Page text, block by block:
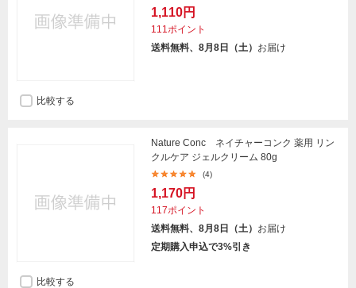
1,110円
111ポイント
送料無料、8月8日（土） お届け
比較する
Nature Conc ネイチャーコンク 薬用 リン
クルケア ジェルクリーム 80g
(4)
1,170円
117ポイント
送料無料、8月8日（土） お届け
定期購入申込で3%引き
比較する